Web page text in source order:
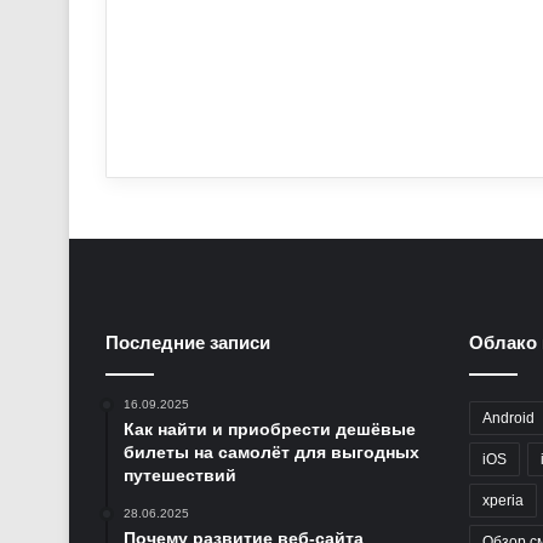
Последние записи
16.09.2025
Как найти и приобрести дешёвые
билеты на самолёт для выгодных
путешествий
28.06.2025
Почему развитие веб-сайта
Облако
Android
iOS
xperia